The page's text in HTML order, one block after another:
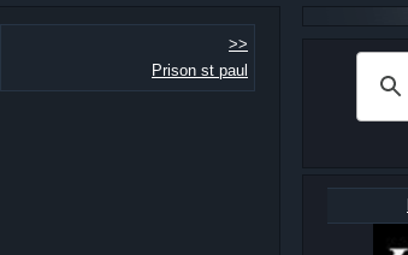
>>
Prison st paul